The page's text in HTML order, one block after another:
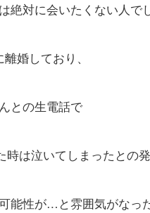
絶対に会いたくない人で
婚しており、
との生電話で
時は泣いてしまったとの
能性が…と雰囲気がなっ